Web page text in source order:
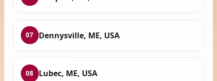
07 Dennysville, ME, USA
08 Lubec, ME, USA